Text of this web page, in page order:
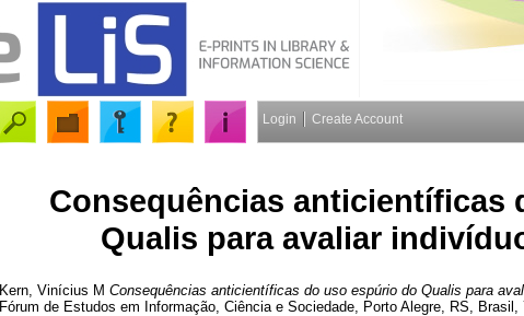
Login Create Account
Consequências anticientíficas
Qualis para avaliar
Kern, Vinícius M Consequências anticientíficas do uso espúrio do Qualis para
Fórum de Estudos em Informação, Ciência e Sociedade, Porto Alegre, RS,